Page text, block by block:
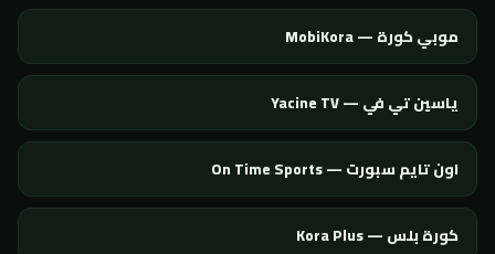
موبي كورة — MobiKora
ياسين تي في — Yacine TV
اون تايم سبورت — On Time Sports
كورة بلس — Kora Plus